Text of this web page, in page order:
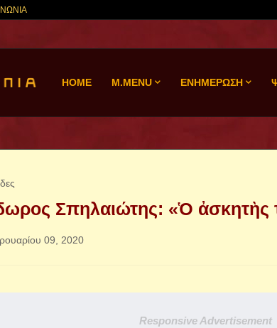
HOME M.MENU ΕΝΗΜΕΡΩΣΗ
Σπηλαιώτης: «Ὁ ἀσκητὴς
09, 2020
Responsive Advertisement